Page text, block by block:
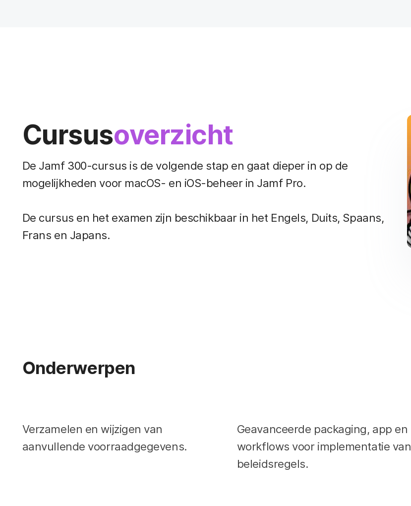
Cursusoverzicht
De Jamf 300-cursus is de volgende stap en gaat dieper in op de
mogelijkheden voor macOS- en iOS-beheer in Jamf Pro.
De cursus en het examen zijn beschikbaar in het Engels, Duits, Spaans,
Frans en Japans.
Onderwerpen
Verzamelen en wijzigen van
aanvullende voorraadgegevens.
Geavanceerde packaging, app en
workflows voor implementatie van
beleidsregels.